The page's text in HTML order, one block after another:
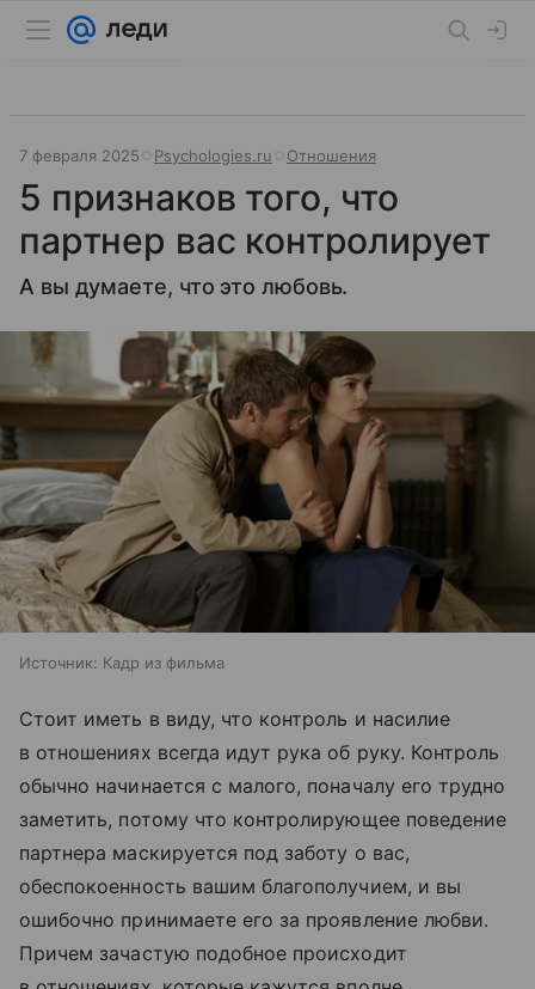
7 февраля 2025 Psychologies.ru Отношения
5 признаков того, что
партнер вас контролирует
А вы думаете, что это любовь.
Источник: Кадр из фильма
Стоит иметь в виду, что контроль и насилие
в отношениях всегда идут рука об руку. Контроль
обычно начинается с малого, поначалу его трудно
заметить, потому что контролирующее поведение
партнера маскируется под заботу о вас,
обеспокоенность вашим благополучием, и вы
ошибочно принимаете его за проявление любви.
Причем зачастую подобное происходит